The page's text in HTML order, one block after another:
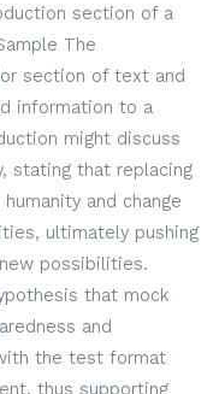
section of a
The
section of text and
information to a
might discuss
stating that replacing
and change
ultimately pushing
possibilities.
that mock
and
the test format
thus supporting